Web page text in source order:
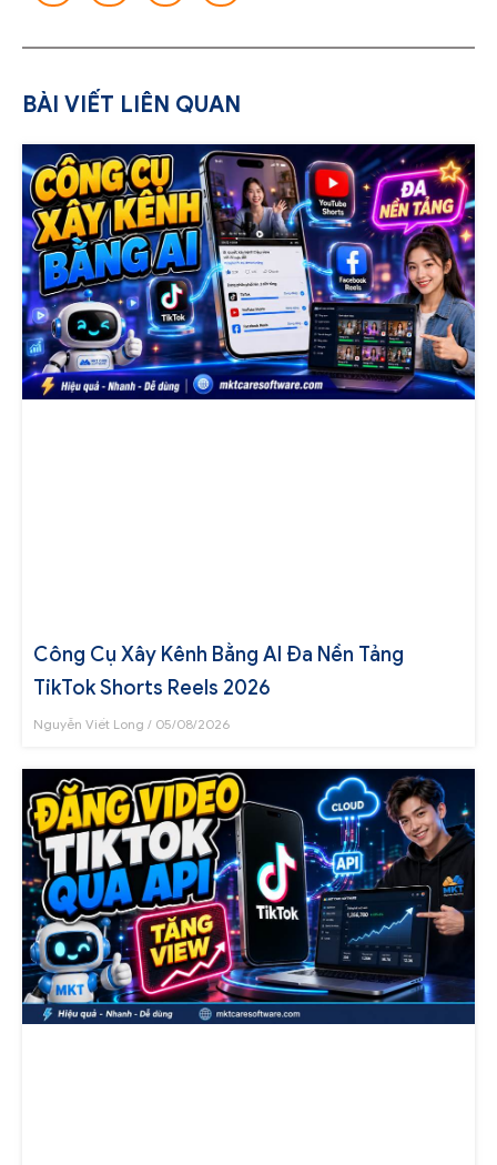
BÀI VIẾT LIÊN QUAN
Công Cụ Xây Kênh Bằng AI Đa Nền Tảng
TikTok Shorts Reels 2026
Nguyễn Viết Long 05/08/2026